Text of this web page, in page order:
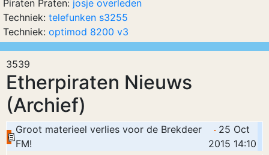
3539
Etherpiraten Nieuws
(Archief)
Groot materieel verlies voor de Brekdeer
FM!
25 Oct
2015 14:10
Piraten Praten: josje overleden
Techniek: telefunken s3255
Techniek: optimod 8200 v3